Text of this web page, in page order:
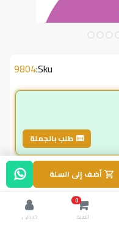
Sku:
9804
طلب بالجملة
أضف إلى السلة
0
العربة
حسابي